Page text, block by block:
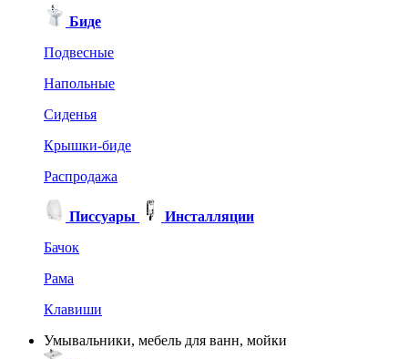
Биде
Подвесные
Напольные
Сиденья
Крышки-биде
Распродажа
Писсуары
Инсталляции
Бачок
Рама
Клавиши
Умывальники, мебель для ванн, мойки